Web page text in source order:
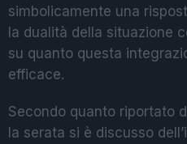
simbolicamente una
la dualità della situazione
su quanto questa
efficace.
Secondo quanto riportato
la serata si è discusso